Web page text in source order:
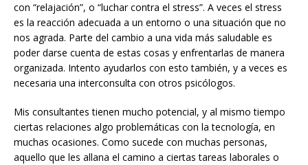
con “relajación”, o “luchar contra el stress”. A veces el stress
es la reacción adecuada a un entorno o una situación que no
nos agrada. Parte del cambio a una vida más saludable es
poder darse cuenta de estas cosas y enfrentarlas de manera
organizada. Intento ayudarlos con esto también, y a veces es
necesaria una interconsulta con otros psicólogos.
Mis consultantes tienen mucho potencial, y al mismo tiempo
ciertas relaciones algo problemáticas con la tecnología, en
muchas ocasiones. Como sucede con muchas personas,
aquello que les allana el camino a ciertas tareas laborales o